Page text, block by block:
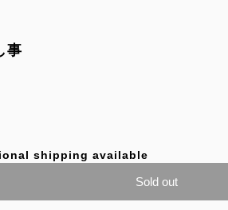
事
shipping available
Sold out